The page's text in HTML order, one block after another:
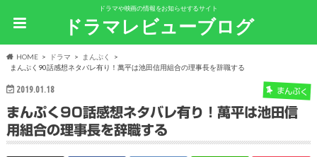
ドラマや映画の情報をお知らせするサイト
ドラマレビューブログ
HOME ドラマ
まんぷく
まんぷく90話感想ネタバレ有り！萬平は池田信用組合の理事長を辞職する
2019.01.18 まんぷく
まんぷく90話感想ネタバレ有り！萬平は池田信
用組合の理事長を辞職する